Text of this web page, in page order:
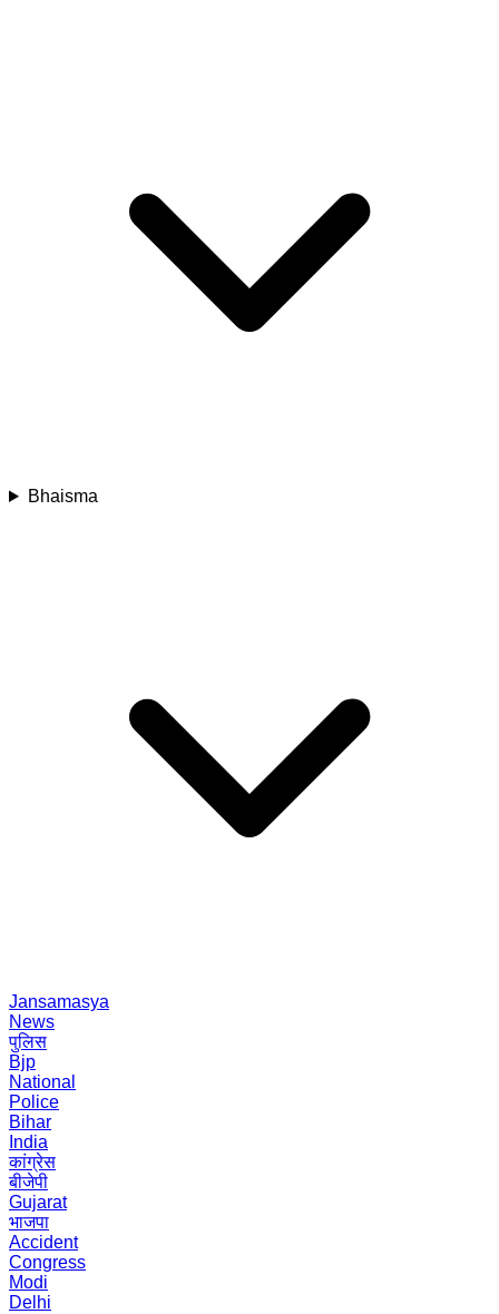
Bhaisma
Jansamasya
News
पुलिस
Bjp
National
Police
Bihar
India
कांग्रेस
बीजेपी
Gujarat
भाजपा
Accident
Congress
Modi
Delhi